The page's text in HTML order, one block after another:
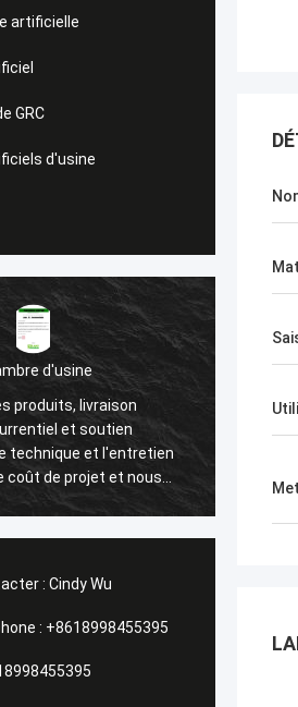
artificielle
GRC
d'usine
d'usine
produits, livraison
et soutien
technique et l'entretien
coût de projet et nous
nombre de
merci pour tout le
pendant les
Nous
un
: Cindy Wu
: +8618998455395